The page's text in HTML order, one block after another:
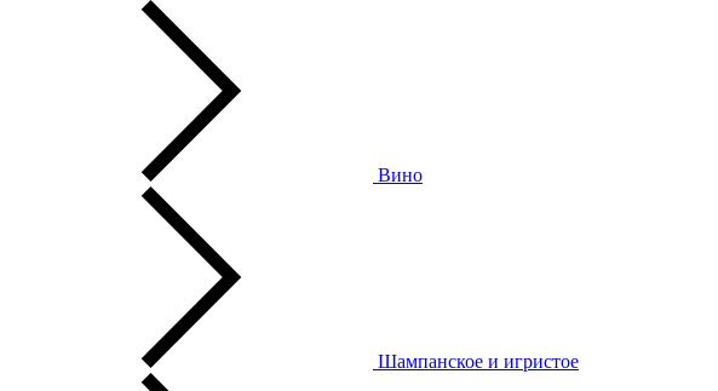
Вино
Шампанское и игристое